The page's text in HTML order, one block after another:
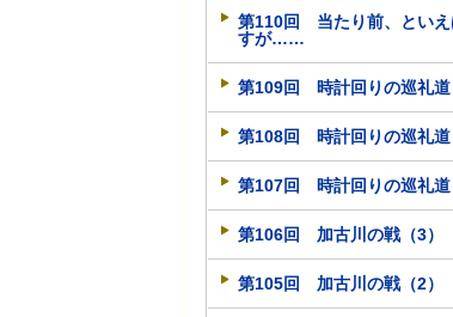
第110回 当たり前、といえ
すが……
第109回 時計回りの巡礼道
第108回 時計回りの巡礼道
第107回 時計回りの巡礼道
第106回 加古川の戦（3）
第105回 加古川の戦（2）